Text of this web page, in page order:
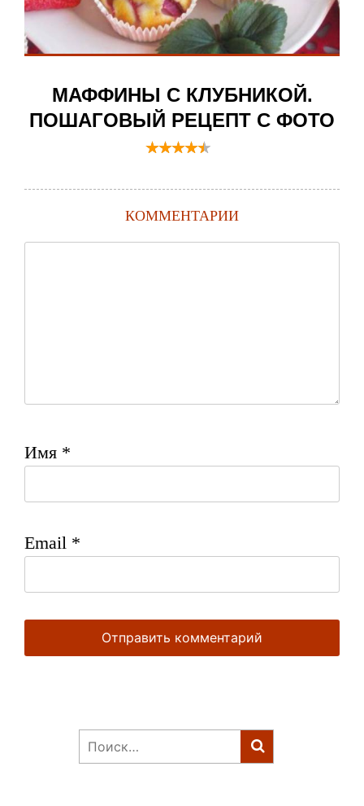
МАФФИНЫ С КЛУБНИКОЙ.
ПОШАГОВЫЙ РЕЦЕПТ С ФОТО
КОММЕНТАРИИ
Имя *
Email *
Найти: